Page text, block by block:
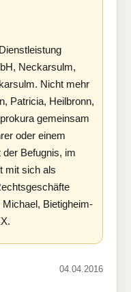
Neckarsulm,
Nicht mehr
Patricia, Heilbronn,
gemeinsam
oder einem
Befugnis, im
mit sich als
Bietigheim-
04.04.2016